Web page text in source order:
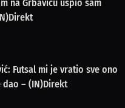
na Grbavicu uspio sam
Futsal mi je vratio sve ono
– (IN)Direkt